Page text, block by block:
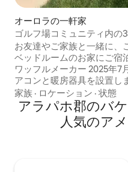
オーロラの一軒家
ゴルフ場コミュニティ内の
ンバー国際空港（DIA）近
お友達やご家族と一緒に、
ベッドルームのお家にご宿
ワッフルメーカー 2025年7
アコンと暖房器具を設置し
9月に新しい給湯器を設置 オーロラのア
ンコッツメディカルセンタ
車ですぐ。 空港のコンベンションセンタ
ーまで車ですぐです。 デンバー国際空港
家族 · ロケーション · 状態
アラパホ郡のバ
人気のア